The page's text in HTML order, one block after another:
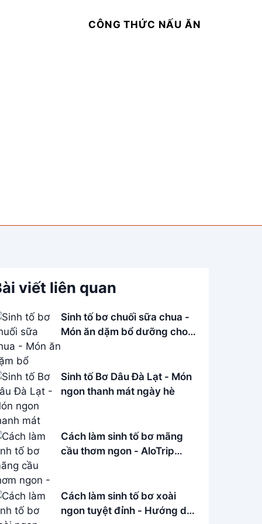
CÔNG THỨC NẤU ĂN
viết liên quan
Sinh tố bơ chuối sữa chua -
Món ăn dặm bổ dưỡng cho
Sinh tố Bơ Dâu Đà Lạt - Món
ngon thanh mát ngày hè
Cách làm sinh tố bơ mãng
cầu thơm ngon - AloTrip
Cách làm sinh tố bơ xoài
ngon tuyệt đỉnh - Hướng dẫn